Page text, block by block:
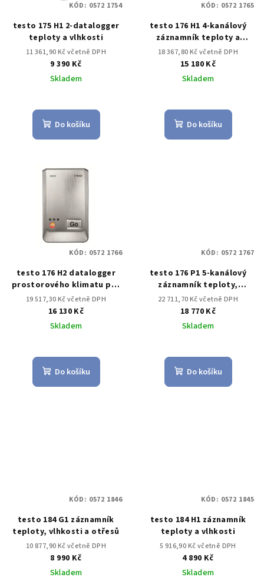
testo 175 H1 2-datalogger
teploty a vlhkosti
11 361,90 Kč včetně DPH
9 390 Kč
Skladem
Do košíku
KÓD: 0572 1754
testo 176 H1 4-kanálový
záznamník teploty a
vlhkosti
18 367,80 Kč včetně DPH
15 180 Kč
Skladem
Do košíku
KÓD: 0572 1765
testo 176 H2 datalogger
prostorového klimatu pro
vlhkost a teplotu vzduchu
19 517,30 Kč včetně DPH
16 130 Kč
Skladem
Do košíku
KÓD: 0572 1766
testo 176 P1 5-kanálový
záznamník teploty,
vlhkosti a absolutního
tlaku
22 711,70 Kč včetně DPH
18 770 Kč
Skladem
Do košíku
KÓD: 0572 1767
testo 184 G1 záznamník
teploty, vlhkosti a otřesů
10 877,90 Kč včetně DPH
8 990 Kč
Skladem
KÓD: 0572 1846
testo 184 H1 záznamník
teploty a vlhkosti
5 916,90 Kč včetně DPH
4 890 Kč
Skladem
KÓD: 0572 1845